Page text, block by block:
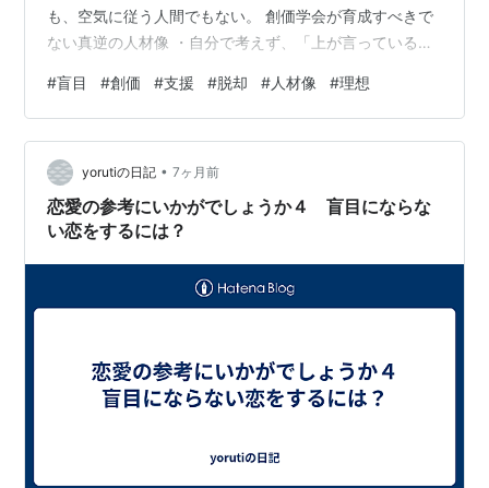
も、空気に従う人間でもない。 創価学会が育成すべきで
ない真逆の人材像 ・自分で考えず、「上が言っているか
じてしまう人・組織の空気を読むことを、信仰だと勘違
いしている人・立場や役職の高い人の意見にだけ従う
人・現場の声よりも、数字や評価を優先する人・異論を
「団結を乱す」と決めつけて排除する人・支援すること
自体が目的化し、理由を考えなくなる人・「広布のた
め」という言葉で他人を黙らせる人・自分は正しい側…
#盲目 #創価 #支援 #脱却 #人材像 #理想
yorutiの日記 • 7ヶ月前
恋愛の参考にいかがでしょうか４ 盲目にならな
い恋をするには？